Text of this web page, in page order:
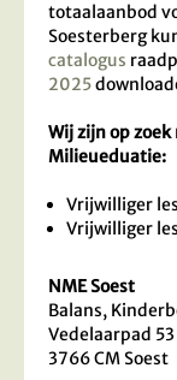
totaalaanbod
Soesterberg
catalogus
2025
Wij zijn op
Milieueduatie:
Vrijwilliger
Vrijwilliger
NME Soest
Balans,
Vedelaarpad 53
3766 CM Soest